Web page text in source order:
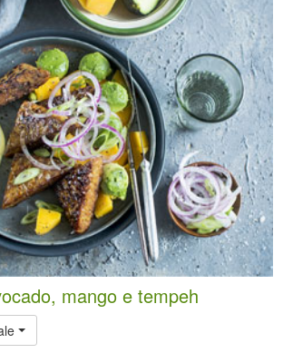
mango e tempeh